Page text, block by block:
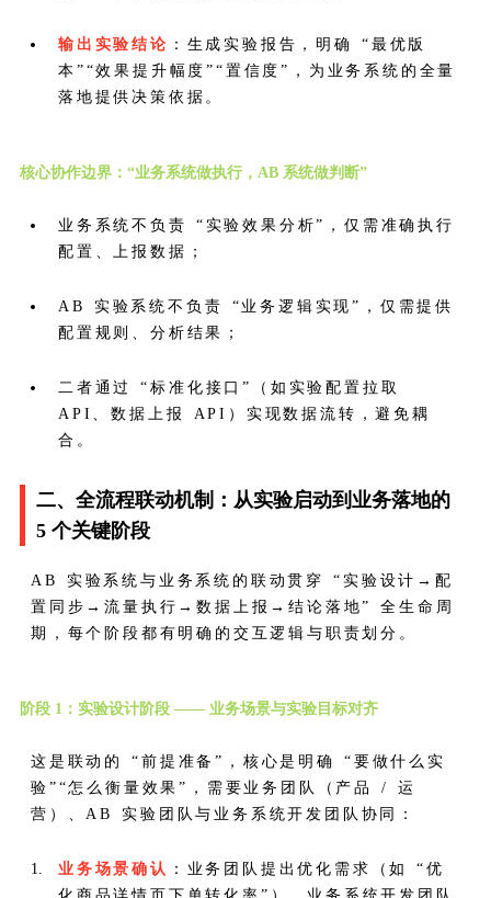
输出实验结论 ：生成实验报告，明确 “最优版
本”“效果提升幅度”“置信度”，为业务系统的全量
落地提供决策依据。
核心协作边界：“业务系统做执行，AB 系统做判断”
业务系统不负责 “实验效果分析”，仅需准确执行
配置、上报数据；
AB 实验系统不负责 “业务逻辑实现”，仅需提供
配置规则、分析结果；
二者通过 “标准化接口”（如实验配置拉取
API、数据上报 API）实现数据流转，避免耦
合。
二、全流程联动机制：从实验启动到业务落地的
5 个关键阶段
AB 实验系统与业务系统的联动贯穿 “实验设计→配
置同步→流量执行→数据上报→结论落地” 全生命周
期，每个阶段都有明确的交互逻辑与职责划分。
阶段 1：实验设计阶段 —— 业务场景与实验目标对齐
这是联动的 “前提准备”，核心是明确 “要做什么实
验”“怎么衡量效果”，需要业务团队（产品 / 运
营）、AB 实验团队与业务系统开发团队协同：
业务场景确认
：业务团队提出优化需求（如 “优